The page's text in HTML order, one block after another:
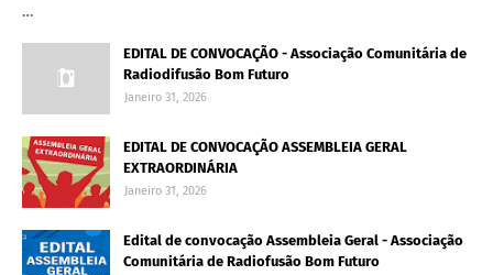
…
EDITAL DE CONVOCAÇÃO - Associação Comunitária de
Radiodifusão Bom Futuro
Janeiro 31, 2026
EDITAL DE CONVOCAÇÃO ASSEMBLEIA GERAL
EXTRAORDINÁRIA
Janeiro 31, 2026
Edital de convocação Assembleia Geral - Associação
Comunitária de Radiofusão Bom Futuro